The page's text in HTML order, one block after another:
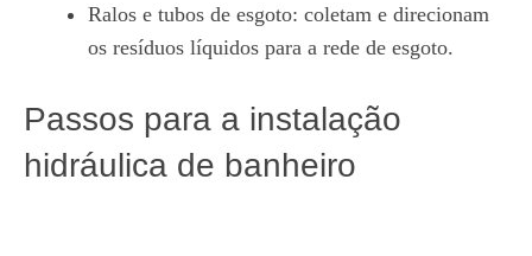
Ralos e tubos de esgoto: coletam e direcionam
os resíduos líquidos para a rede de esgoto.
Passos para a instalação
hidráulica de banheiro